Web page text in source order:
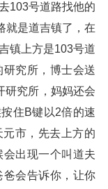
103号道路找他的
就是道吉镇了，在
镇上方是103号道
究所，博士会送
研究所，妈妈还会
住B键以2倍的速
市，先去上方的
出现一个叫道夫
会告诉你，让你